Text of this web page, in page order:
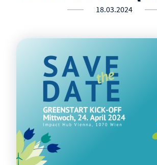
18.03.2024